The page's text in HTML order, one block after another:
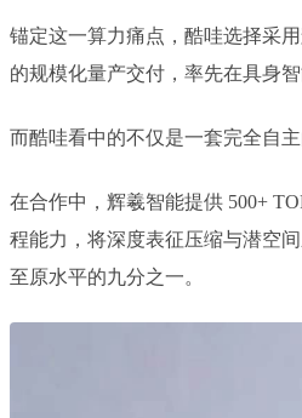
锚定这一算力痛点，酷哇选择采
的规模化量产交付，率先在具身
而酷哇看中的不仅是一套完全自
在合作中，辉羲智能提供 500+
程能力，将深度表征压缩与潜空
至原水平的九分之一。